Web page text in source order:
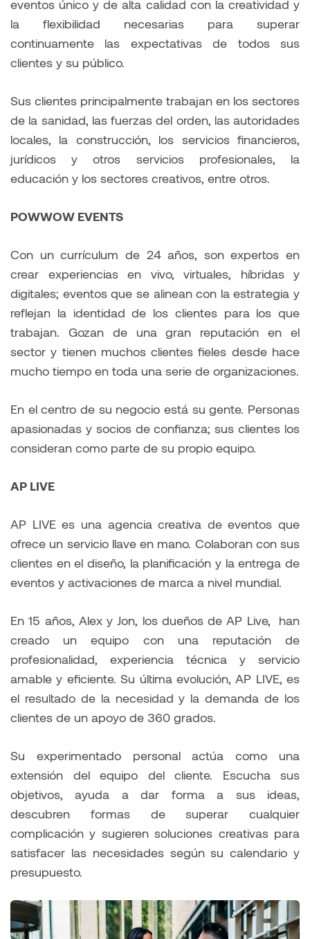
eventos único y de alta calidad con la creatividad y
la flexibilidad necesarias para superar
continuamente las expectativas de todos sus
clientes y su público.
Sus clientes principalmente trabajan en los sectores
de la sanidad, las fuerzas del orden, las autoridades
locales, la construcción, los servicios financieros,
jurídicos y otros servicios profesionales, la
educación y los sectores creativos, entre otros.
POWWOW EVENTS
Con un currículum de 24 años, son expertos en
crear experiencias en vivo, virtuales, híbridas y
digitales; eventos que se alinean con la estrategia y
reflejan la identidad de los clientes para los que
trabajan. Gozan de una gran reputación en el
sector y tienen muchos clientes fieles desde hace
mucho tiempo en toda una serie de organizaciones.
En el centro de su negocio está su gente. Personas
apasionadas y socios de confianza; sus clientes los
consideran como parte de su propio equipo.
AP LIVE
AP LIVE es una agencia creativa de eventos que
ofrece un servicio llave en mano. Colaboran con sus
clientes en el diseño, la planificación y la entrega de
eventos y activaciones de marca a nivel mundial.
En 15 años, Alex y Jon, los dueños de AP Live, han
creado un equipo con una reputación de
profesionalidad, experiencia técnica y servicio
amable y eficiente. Su última evolución, AP LIVE, es
el resultado de la necesidad y la demanda de los
clientes de un apoyo de 360 grados.
Su experimentado personal actúa como una
extensión del equipo del cliente. Escucha sus
objetivos, ayuda a dar forma a sus ideas,
descubren formas de superar cualquier
complicación y sugieren soluciones creativas para
satisfacer las necesidades según su calendario y
presupuesto.